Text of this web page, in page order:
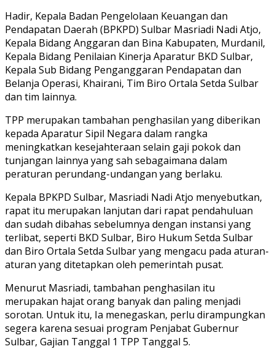
Hadir, Kepala Badan Pengelolaan Keuangan dan
Pendapatan Daerah (BPKPD) Sulbar Masriadi Nadi Atjo,
Kepala Bidang Anggaran dan Bina Kabupaten, Murdanil,
Kepala Bidang Penilaian Kinerja Aparatur BKD Sulbar,
Kepala Sub Bidang Penganggaran Pendapatan dan
Belanja Operasi, Khairani, Tim Biro Ortala Setda Sulbar
dan tim lainnya.
TPP merupakan tambahan penghasilan yang diberikan
kepada Aparatur Sipil Negara dalam rangka
meningkatkan kesejahteraan selain gaji pokok dan
tunjangan lainnya yang sah sebagaimana dalam
peraturan perundang-undangan yang berlaku.
Kepala BPKPD Sulbar, Masriadi Nadi Atjo menyebutkan,
rapat itu merupakan lanjutan dari rapat pendahuluan
dan sudah dibahas sebelumnya dengan instansi yang
terlibat, seperti BKD Sulbar, Biro Hukum Setda Sulbar
dan Biro Ortala Setda Sulbar yang mengacu pada aturan-
aturan yang ditetapkan oleh pemerintah pusat.
Menurut Masriadi, tambahan penghasilan itu
merupakan hajat orang banyak dan paling menjadi
sorotan. Untuk itu, Ia menegaskan, perlu dirampungkan
segera karena sesuai program Penjabat Gubernur
Sulbar, Gajian Tanggal 1 TPP Tanggal 5.